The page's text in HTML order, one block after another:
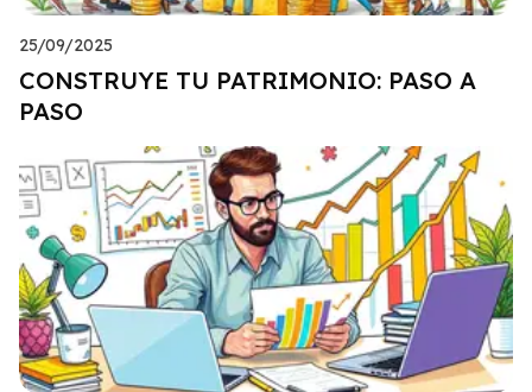
25/09/2025
CONSTRUYE TU PATRIMONIO: PASO A
PASO